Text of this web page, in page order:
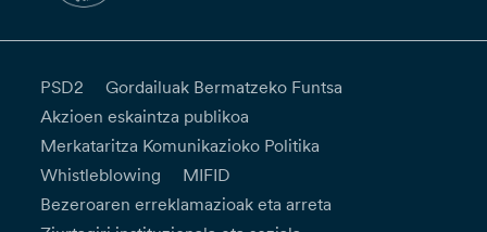
PSD2
Gordailuak Bermatzeko Funtsa
Akzioen eskaintza publikoa
Merkataritza Komunikazioko Politika
Whistleblowing
MIFID
Bezeroaren erreklamazioak eta arreta